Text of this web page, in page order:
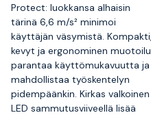
Protect: luokkansa alhaisin
tärinä 6,6 m/s² minimoi
käyttäjän väsymistä. Kompakti,
kevyt ja ergonominen muotoilu
parantaa käyttömukavuutta ja
mahdollistaa työskentelyn
pidempäänkin. Kirkas valkoinen
LED sammutusviiveellä lisää